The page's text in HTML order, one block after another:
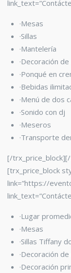
·Mesas
·Sillas
·Mantelería
·Decoración
·Ponqué en
·Bebidas
·Menú de dos
·Sonido con dj
·Meseros
·Transporte
[/
[trx_price_block
link=”https://
·Lugar
·Mesas
·Sillas Tiffany
·Decoración
·Decoración